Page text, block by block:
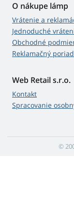
O nákupe lámp
Vrátenie a
Jednoduché
Obchodné
Reklamačný
Web Retail s.r.o.
Kontakt
Spracovanie
©